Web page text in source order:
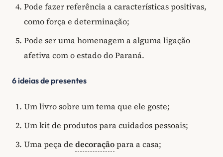
Pode fazer referência a características positivas,
como força e determinação;
Pode ser uma homenagem a alguma ligação
afetiva com o estado do Paraná.
6 ideias de presentes
Um livro sobre um tema que ele goste;
Um kit de produtos para cuidados pessoais;
Uma peça de decoraçãopara a casa;